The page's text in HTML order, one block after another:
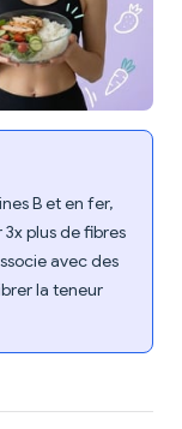
B et en fer,
plus de fibres
avec des
la teneur